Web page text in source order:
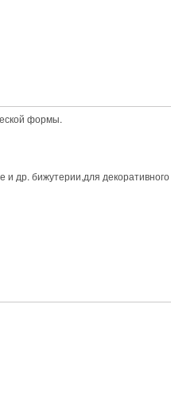
формы.
и др. бижутерии,для декоративного